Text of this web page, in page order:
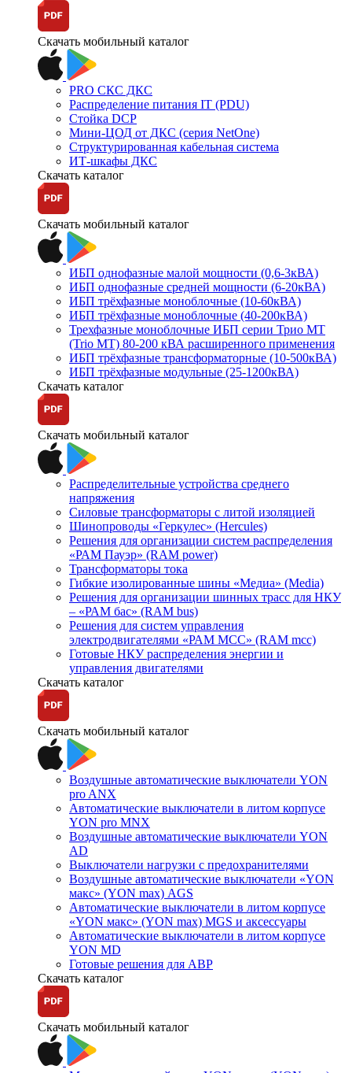
Скачать мобильный каталог
PRO СКС ДКС
Распределение питания IT (PDU)
Стойка DCP
Мини-ЦОД от ДКС (серия NetOne)
Структурированная кабельная система
ИТ-шкафы ДКС
Скачать каталог
Скачать мобильный каталог
ИБП однофазные малой мощности (0,6-3кВА)
ИБП однофазные средней мощности (6-20кВА)
ИБП трёхфазные моноблочные (10-60кВА)
ИБП трёхфазные моноблочные (40-200кВА)
Трехфазные моноблочные ИБП серии Трио МТ
(Trio MT) 80-200 кВА расширенного применения
ИБП трёхфазные трансформаторные (10-500кВА)
ИБП трёхфазные модульные (25-1200кВА)
Скачать каталог
Скачать мобильный каталог
Распределительные устройства среднего
напряжения
Силовые трансформаторы с литой изоляцией
Шинопроводы «Геркулес» (Hercules)
Решения для организации систем распределения
«РАМ Пауэр» (RAM power)
Трансформаторы тока
Гибкие изолированные шины «Медиа» (Media)
Решения для организации шинных трасс для НКУ
– «РАМ бас» (RAM bus)
Решения для систем управления
электродвигателями «РАМ МСС» (RAM mcc)
Готовые НКУ распределения энергии и
управления двигателями
Скачать каталог
Скачать мобильный каталог
Воздушные автоматические выключатели YON
pro ANX
Автоматические выключатели в литом корпусе
YON pro MNX
Воздушные автоматические выключатели YON
AD
Выключатели нагрузки с предохранителями
Воздушные автоматические выключатели «YON
макс» (YON max) AGS
Автоматические выключатели в литом корпусе
«YON макс» (YON max) MGS и аксессуары
Автоматические выключатели в литом корпусе
YON MD
Готовые решения для АВР
Скачать каталог
Скачать мобильный каталог